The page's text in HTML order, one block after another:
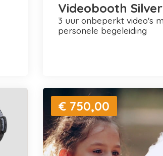
Videobooth Silver
3 uur onbeperkt video's maken +
personele begeleiding
€ 750,00